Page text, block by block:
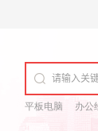
平板电脑
办公